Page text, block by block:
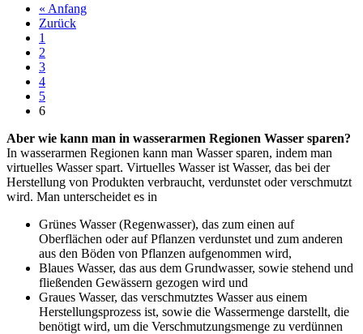
« Anfang
Zurück
1
2
3
4
5
6
Aber wie kann man in wasserarmen Regionen Wasser sparen?
In wasserarmen Regionen kann man Wasser sparen, indem man
virtuelles Wasser spart. Virtuelles Wasser ist Wasser, das bei der
Herstellung von Produkten verbraucht, verdunstet oder verschmutzt
wird. Man unterscheidet es in
Grünes Wasser (Regenwasser), das zum einen auf
Oberflächen oder auf Pflanzen verdunstet und zum anderen
aus den Böden von Pflanzen aufgenommen wird,
Blaues Wasser, das aus dem Grundwasser, sowie stehend und
fließenden Gewässern gezogen wird und
Graues Wasser, das verschmutztes Wasser aus einem
Herstellungsprozess ist, sowie die Wassermenge darstellt, die
benötigt wird, um die Verschmutzungsmenge zu verdünnen